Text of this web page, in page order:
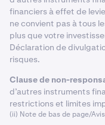
financiers à effet de
ne convient pas à tous
plus que votre
Déclaration de
risques.
Clause de non-
d’autres instruments
restrictions et limites
(ii) Note de bas de page/